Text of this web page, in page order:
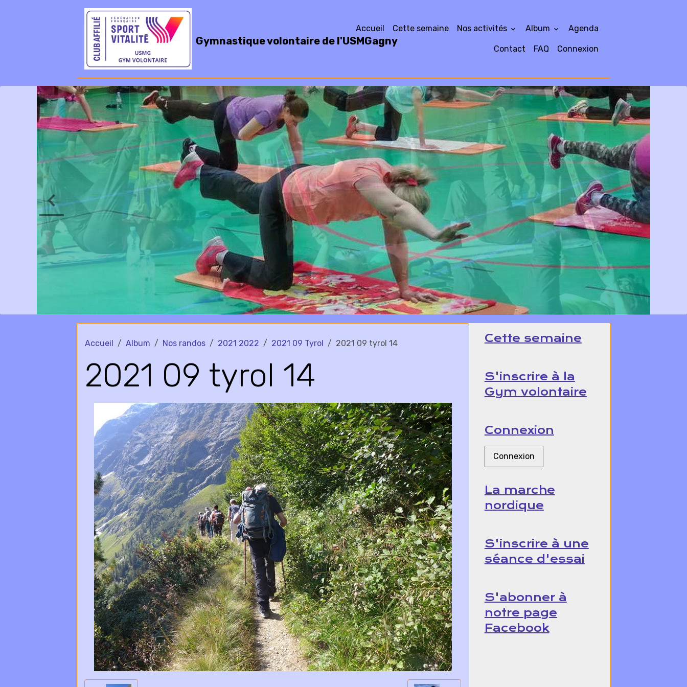
Gymnastique volontaire de l'USMGagny
Accueil Cette semaine Nos activités Album Agenda
Contact FAQ Connexion
Accueil Album Nos randos 2021 2022 2021 09 Tyrol 2021 09 tyrol 14
2021 09 tyrol 14
Cette semaine
S'inscrire à la
Gym volontaire
Connexion
Connexion
La marche
nordique
S'inscrire à une
séance d'essai
S'abonner à
notre page
Facebook